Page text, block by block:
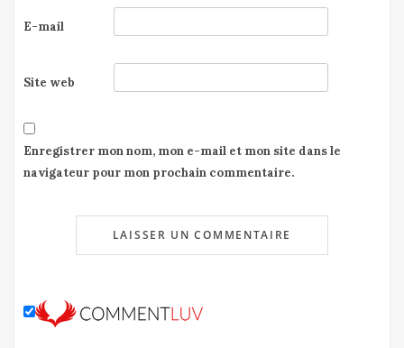
E-mail
Site web
Enregistrer mon nom, mon e-mail et mon site dans le
navigateur pour mon prochain commentaire.